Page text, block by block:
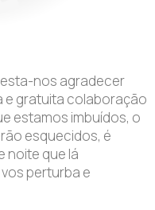
nos agradecer
e gratuita colaboração
estamos imbuídos, o
esquecidos, é
noite que lá
perturba e